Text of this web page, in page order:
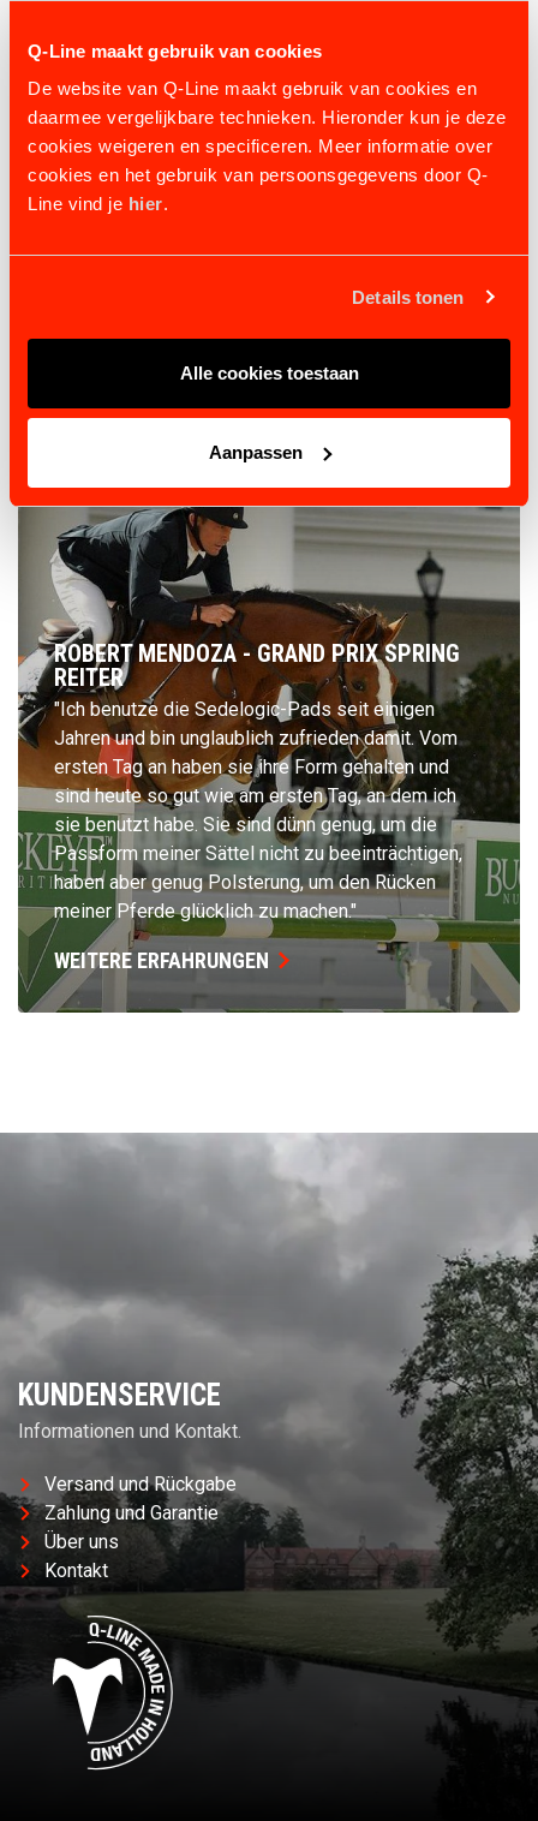
Q-Line maakt gebruik van cookies
De website van Q-Line maakt gebruik van cookies en
daarmee vergelijkbare technieken. Hieronder kun je deze
cookies weigeren en specificeren. Meer informatie over
cookies en het gebruik van persoonsgegevens door Q-
Line vind je hier.
Details tonen
Alle cookies toestaan
Aanpassen
Disziplinen des Pferdesports.
✨ Geben Sie Ihrem Pferd die Freiheit, die es
verdient – mit dem FreeMotion Pad! Die perfekte
Wahl für Komfort, Schutz und Spitzenleistung!
ROBERT MENDOZA - GRAND PRIX SPRING
REITER
"Ich benutze die Sedelogic-Pads seit einigen
Jahren und bin unglaublich zufrieden damit. Vom
ersten Tag an haben sie ihre Form gehalten und
sind heute so gut wie am ersten Tag, an dem ich
sie benutzt habe. Sie sind dünn genug, um die
Passform meiner Sättel nicht zu beeinträchtigen,
haben aber genug Polsterung, um den Rücken
meiner Pferde glücklich zu machen."
WEITERE ERFAHRUNGEN
KUNDENSERVICE
Informationen und Kontakt.
Versand und Rückgabe
Zahlung und Garantie
Über uns
Kontakt